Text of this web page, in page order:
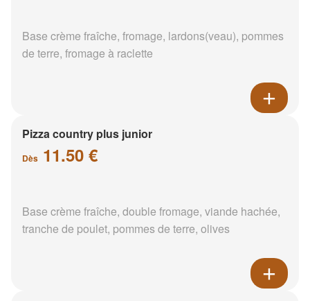
Base crème fraîche, fromage, lardons(veau), pommes
de terre, fromage à raclette
Pizza country plus junior
Dès 11.50 €
Base crème fraîche, double fromage, viande hachée,
tranche de poulet, pommes de terre, olives